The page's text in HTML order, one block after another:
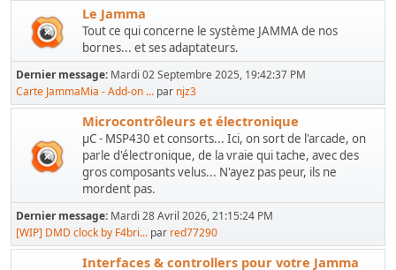
Le Jamma
Tout ce qui concerne le système JAMMA de nos
bornes... et ses adaptateurs.
Dernier message: Mardi 02 Septembre 2025, 19:42:37 PM
Carte JammaMia - Add-on ... par njz3
Microcontrôleurs et électronique
µC - MSP430 et consorts... Ici, on sort de l'arcade, on
parle d'électronique, de la vraie qui tache, avec des
gros composants velus... N'ayez pas peur, ils ne
mordent pas.
Dernier message: Mardi 28 Avril 2026, 21:15:24 PM
[WIP] DMD clock by F4bri... par red77290
Interfaces & controllers pour votre Jamma